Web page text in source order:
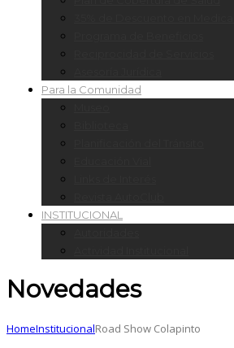
Para la Comunidad
INSTITUCIONAL
Novedades
HomeInstitucionalRoad Show Colapinto